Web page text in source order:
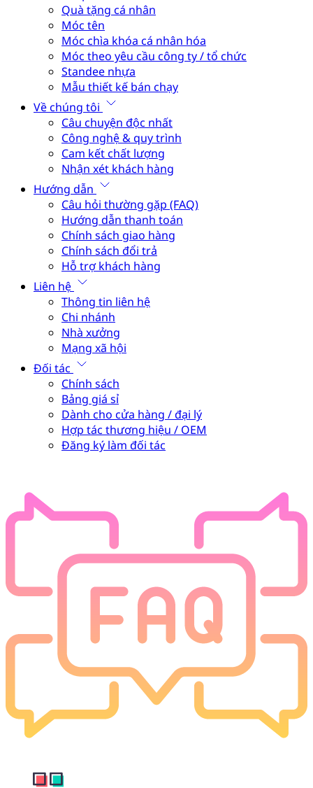
Quà tặng cá nhân
Móc tên
Móc chìa khóa cá nhân hóa
Móc theo yêu cầu công ty / tổ chức
Standee nhựa
Mẫu thiết kế bán chạy
Về chúng tôi
Câu chuyện độc nhất
Công nghệ & quy trình
Cam kết chất lượng
Nhận xét khách hàng
Hướng dẫn
Câu hỏi thường gặp (FAQ)
Hướng dẫn thanh toán
Chính sách giao hàng
Chính sách đổi trả
Hỗ trợ khách hàng
Liên hệ
Thông tin liên hệ
Chi nhánh
Nhà xưởng
Mạng xã hội
Đối tác
Chính sách
Bảng giá sỉ
Dành cho cửa hàng / đại lý
Hợp tác thương hiệu / OEM
Đăng ký làm đối tác